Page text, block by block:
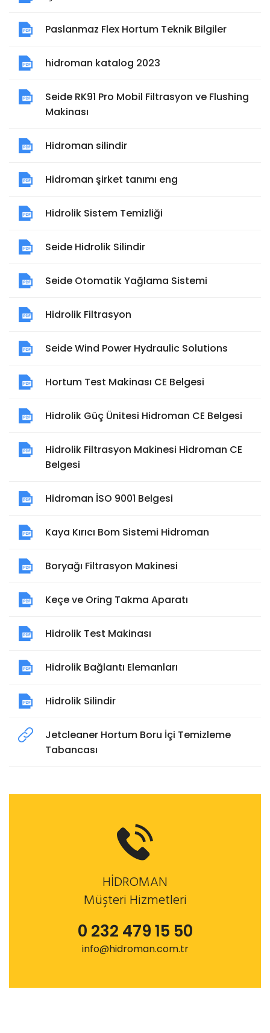
Paslanmaz Flex Hortum Teknik Bilgiler
hidroman katalog 2023
Seide RK91 Pro Mobil Filtrasyon ve Flushing
Makinası
Hidroman silindir
Hidroman şirket tanımı eng
Hidrolik Sistem Temizliği
Seide Hidrolik Silindir
Seide Otomatik Yağlama Sistemi
Hidrolik Filtrasyon
Seide Wind Power Hydraulic Solutions
Hortum Test Makinası CE Belgesi
Hidrolik Güç Ünitesi Hidroman CE Belgesi
Hidrolik Filtrasyon Makinesi Hidroman CE
Belgesi
Hidroman İSO 9001 Belgesi
Kaya Kırıcı Bom Sistemi Hidroman
Boryağı Filtrasyon Makinesi
Keçe ve Oring Takma Aparatı
Hidrolik Test Makinası
Hidrolik Bağlantı Elemanları
Hidrolik Silindir
Jetcleaner Hortum Boru İçi Temizleme
Tabancası
HİDROMAN
Müşteri Hizmetleri
0 232 479 15 50
info@hidroman.com.tr